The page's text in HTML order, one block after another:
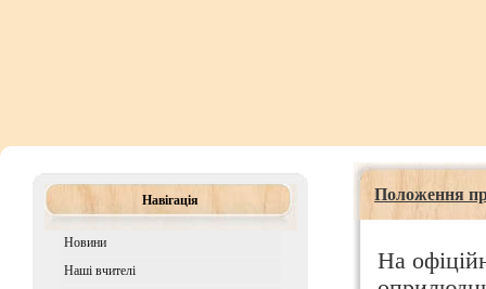
Навігація
Новини
Наші вчителі
Положення
На